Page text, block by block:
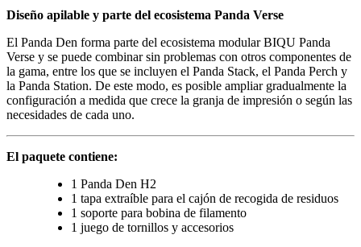
Diseño apilable y parte del ecosistema Panda Verse
El Panda Den forma parte del ecosistema modular BIQU Panda
Verse y se puede combinar sin problemas con otros componentes de
la gama, entre los que se incluyen el Panda Stack, el Panda Perch y
la Panda Station. De este modo, es posible ampliar gradualmente la
configuración a medida que crece la granja de impresión o según las
necesidades de cada uno.
El paquete contiene:
1 Panda Den H2
1 tapa extraíble para el cajón de recogida de residuos
1 soporte para bobina de filamento
1 juego de tornillos y accesorios